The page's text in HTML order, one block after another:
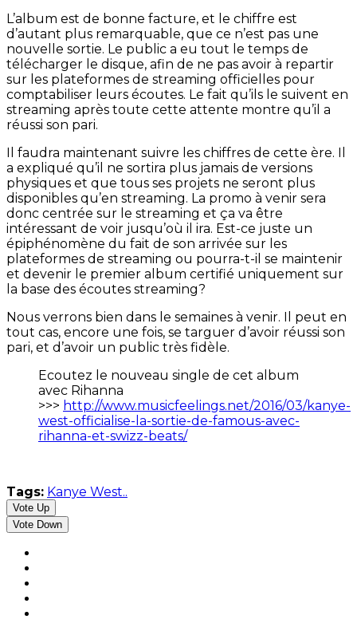
L’album est de bonne facture, et le chiffre est
d’autant plus remarquable, que ce n’est pas une
nouvelle sortie. Le public a eu tout le temps de
télécharger le disque, afin de ne pas avoir à repartir
sur les plateformes de streaming officielles pour
comptabiliser leurs écoutes. Le fait qu’ils le suivent en
streaming après toute cette attente montre qu’il a
réussi son pari.
Il faudra maintenant suivre les chiffres de cette ère. Il
a expliqué qu’il ne sortira plus jamais de versions
physiques et que tous ses projets ne seront plus
disponibles qu’en streaming. La promo à venir sera
donc centrée sur le streaming et ça va être
intéressant de voir jusqu’où il ira. Est-ce juste un
épiphénomène du fait de son arrivée sur les
plateformes de streaming ou pourra-t-il se maintenir
et devenir le premier album certifié uniquement sur
la base des écoutes streaming?
Nous verrons bien dans le semaines à venir. Il peut en
tout cas, encore une fois, se targuer d’avoir réussi son
pari, et d’avoir un public très fidèle.
Ecoutez le nouveau single de cet album
avec Rihanna
>>> http://www.musicfeelings.net/2016/03/kanye-
west-officialise-la-sortie-de-famous-avec-
rihanna-et-swizz-beats/
Tags: Kanye West..
Vote Up
Vote Down